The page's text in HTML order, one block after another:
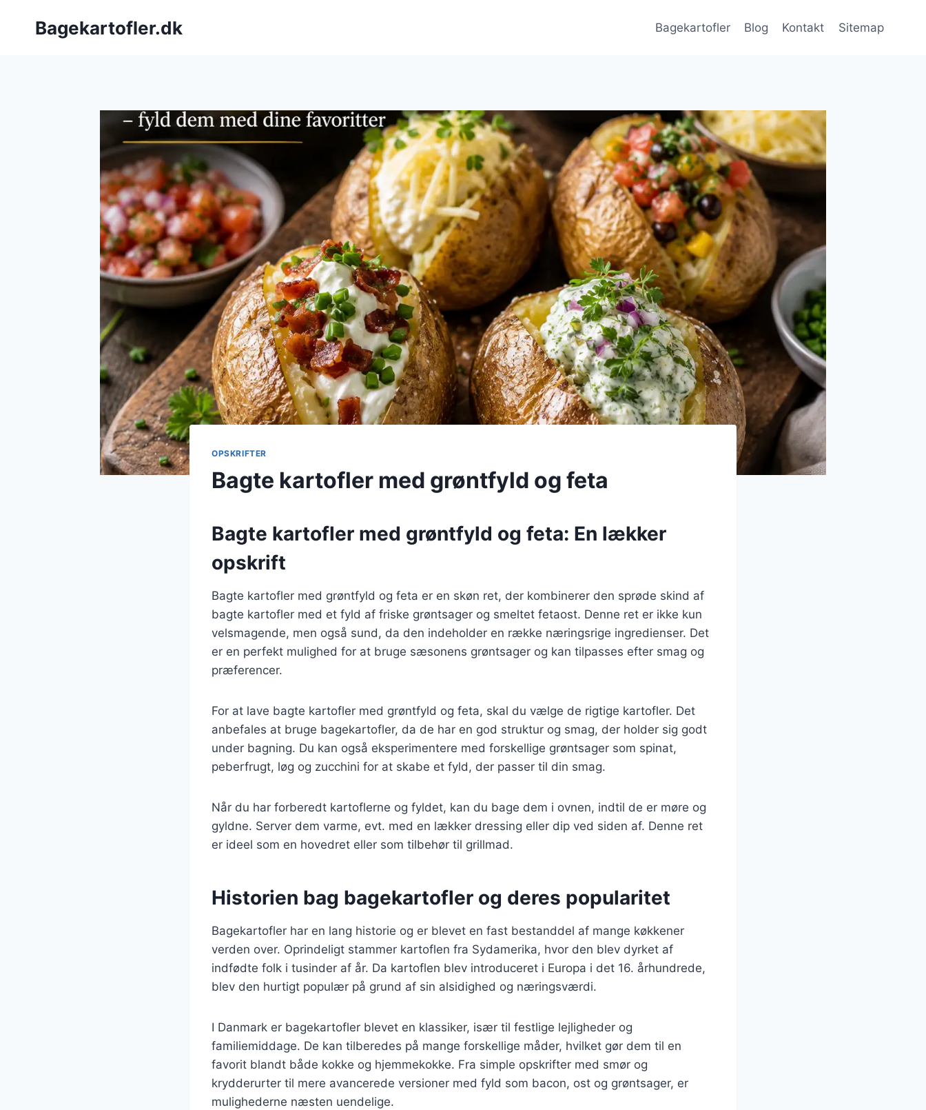
Bagekartofler.dk Bagekartofler Blog Kontakt Sitemap
OPSKRIFTER
Bagte kartofler med grøntfyld og feta
Bagte kartofler med grøntfyld og feta: En lækker
opskrift
Bagte kartofler med grøntfyld og feta er en skøn ret, der kombinerer den sprøde skind af
bagte kartofler med et fyld af friske grøntsager og smeltet fetaost. Denne ret er ikke kun
velsmagende, men også sund, da den indeholder en række næringsrige ingredienser. Det
er en perfekt mulighed for at bruge sæsonens grøntsager og kan tilpasses efter smag og
præferencer.
For at lave bagte kartofler med grøntfyld og feta, skal du vælge de rigtige kartofler. Det
anbefales at bruge bagekartofler, da de har en god struktur og smag, der holder sig godt
under bagning. Du kan også eksperimentere med forskellige grøntsager som spinat,
peberfrugt, løg og zucchini for at skabe et fyld, der passer til din smag.
Når du har forberedt kartoflerne og fyldet, kan du bage dem i ovnen, indtil de er møre og
gyldne. Server dem varme, evt. med en lækker dressing eller dip ved siden af. Denne ret
er ideel som en hovedret eller som tilbehør til grillmad.
Historien bag bagekartofler og deres popularitet
Bagekartofler har en lang historie og er blevet en fast bestanddel af mange køkkener
verden over. Oprindeligt stammer kartoflen fra Sydamerika, hvor den blev dyrket af
indfødte folk i tusinder af år. Da kartoflen blev introduceret i Europa i det 16. århundrede,
blev den hurtigt populær på grund af sin alsidighed og næringsværdi.
I Danmark er bagekartofler blevet en klassiker, især til festlige lejligheder og
familiemiddage. De kan tilberedes på mange forskellige måder, hvilket gør dem til en
favorit blandt både kokke og hjemmekokke. Fra simple opskrifter med smør og
krydderurter til mere avancerede versioner med fyld som bacon, ost og grøntsager, er
mulighederne næsten uendelige.